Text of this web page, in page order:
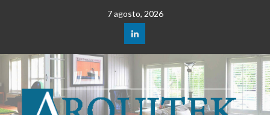
7 agosto, 2026